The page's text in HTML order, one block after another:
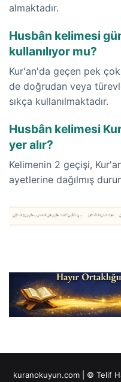
almaktadır.
Husbân kelimesi
kullanılıyor mu?
Kur'an'da geçen pek
de doğrudan veya
sıkça kullanılmaktadır.
Husbân kelimesi
yer alır?
Kelimenin 2 geçişi,
ayetlerine dağılmış
kuranokuyun.com | © Telif